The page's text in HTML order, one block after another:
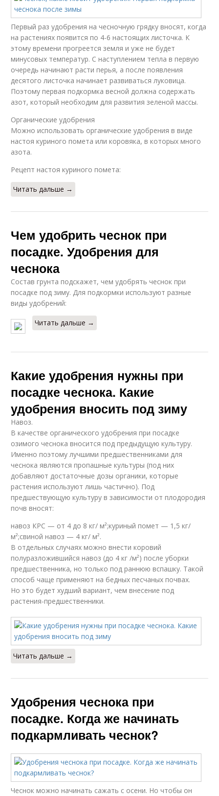
Первый раз удобрения на чесночную грядку вносят, когда
на растениях появится по 4-6 настоящих листочка. К
этому времени прогреется земля и уже не будет
минусовых температур. С наступлением тепла в первую
очередь начинают расти перья, а после появления
десятого листочка начинает развиваться луковица.
Поэтому первая подкормка весной должна содержать
азот, который необходим для развития зеленой массы.
Органические удобрения
Можно использовать органические удобрения в виде
настоя куриного помета или коровяка, в которых много
азота.
Рецепт настоя куриного помета:
Читать дальше →
Чем удобрить чеснок при
посадке. Удобрения для
чеснока
Состав грунта подскажет, чем удобрять чеснок при
посадке под зиму. Для подкормки используют разные
виды удобрений:
Читать дальше →
Какие удобрения нужны при
посадке чеснока. Какие
удобрения вносить под зиму
Навоз.
В качестве органического удобрения при посадке
озимого чеснока вносится под предыдущую культуру.
Именно поэтому лучшими предшественниками для
чеснока являются пропашные культуры (под них
добавляют достаточные дозы органики, которые
растения используют лишь частично). Под
предшествующую культуру в зависимости от плодородия
почв вносят:
навоз КРС — от 4 до 8 кг/ м²;куриный помет — 1,5 кг/
м²;свиной навоз — 4 кг/ м².
В отдельных случаях можно внести коровий
полуразложившийся навоз (до 4 кг /м²) после уборки
предшественника, но только под раннюю вспашку. Такой
способ чаще применяют на бедных песчаных почвах.
Но это будет худший вариант, чем внесение под
растения-предшественники.
Читать дальше →
Удобрения чеснока при
посадке. Когда же начинать
подкармливать чеснок?
Чеснок можно начинать сажать с осени. Но чтобы он